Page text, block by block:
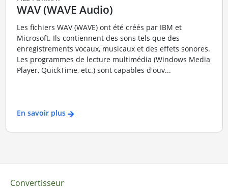
WAV (WAVE Audio)
Les fichiers WAV (WAVE) ont été créés par IBM et
Microsoft. Ils contiennent des sons tels que des
enregistrements vocaux, musicaux et des effets sonores.
Les programmes de lecture multimédia (Windows Media
Player, QuickTime, etc.) sont capables d'ouv...
En savoir plus
Convertisseur